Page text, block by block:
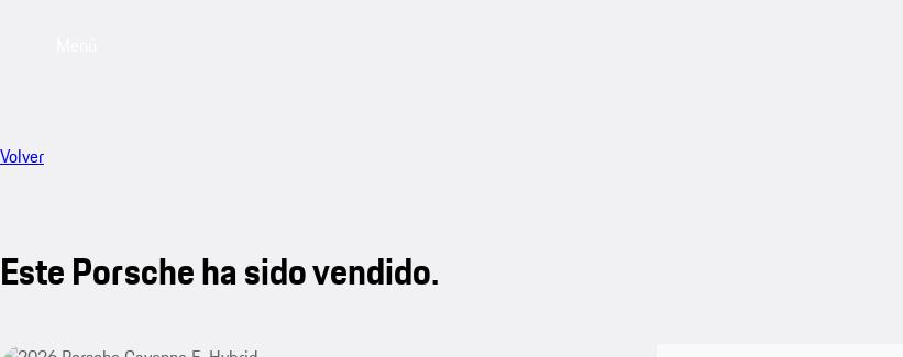
Volver
Este Porsche ha sido vendido.